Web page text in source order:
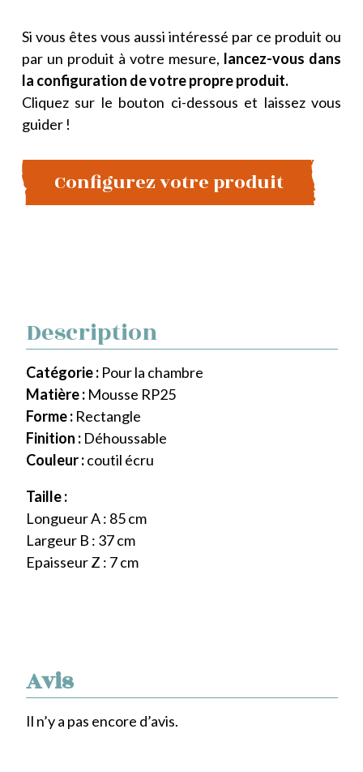
Si vous êtes vous aussi intéressé par ce produit ou
par un produit à votre mesure, lancez-vous dans
la configuration de votre propre produit.
Cliquez sur le bouton ci-dessous et laissez vous
guider !
Configurez votre produit
Avis
Il n’y a pas encore d’avis.
Description
Catégorie : Pour la chambre
Matière : Mousse RP25
Forme : Rectangle
Finition : Déhoussable
Couleur :coutil écru
Taille :
Longueur A : 85 cm
Largeur B : 37 cm
Epaisseur Z : 7 cm